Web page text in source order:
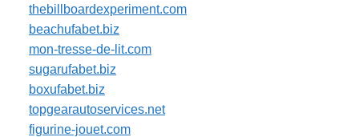
thebillboardexperiment.com
beachufabet.biz
mon-tresse-de-lit.com
sugarufabet.biz
boxufabet.biz
topgearautoservices.net
figurine-jouet.com